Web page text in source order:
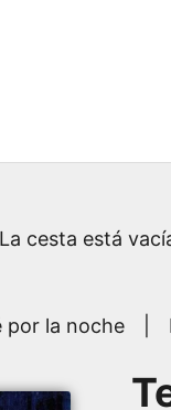
La cesta está
por la noche